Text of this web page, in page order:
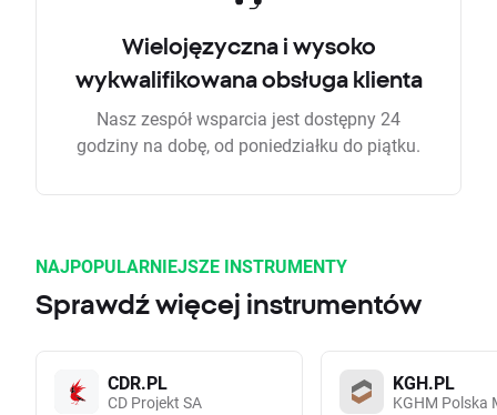
Wielojęzyczna i wysoko
wykwalifikowana obsługa klienta
Nasz zespół wsparcia jest dostępny 24
godziny na dobę, od poniedziałku do piątku.
NAJPOPULARNIEJSZE INSTRUMENTY
Sprawdź więcej instrumentów
CDR.PL
CD Projekt SA
KGH.PL
KGHM Polska